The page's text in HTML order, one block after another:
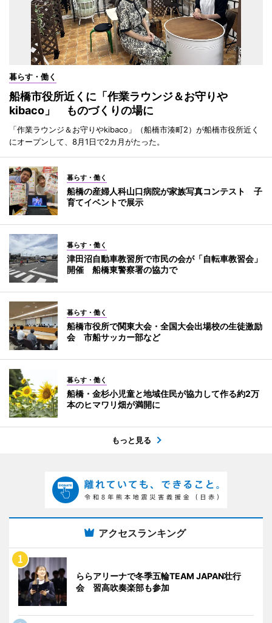
暮らす・働く
船橋市役所近くに「作業ラウンジ＆お守りや
kibaco」 ものづくりの場に
「作業ラウンジ＆お守りやkibaco」（船橋市湊町2）が船橋市役所近く
にオープンして、8月1日で2カ月がたった。
暮らす・働く
船橋の産婦人科山口病院が家族写真コンテスト 子
育てイベントで展示
暮らす・働く
津田沼自動車教習所で市民の会が「自転車教習会」
開催 船橋東警察署の協力で
暮らす・働く
船橋市役所で関東大会・全国大会出場校の生徒激励
会 市船サッカー部など
暮らす・働く
船橋・金杉小児童と地域住民が協力して作る約2万
本のヒマワリ畑が満開に
もっと見る
アクセスランキング
ららアリーナで冬季五輪TEAM JAPAN壮行
会 習高吹奏楽部も参加